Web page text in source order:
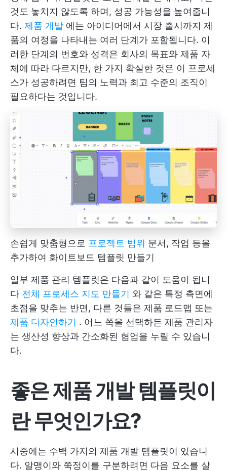
것도 놓치지 않도록 하며, 성공 가능성을 높여줍니
다. 제품 개발 에는 아이디어에서 시장 출시까지 제
품의 여정을 나타내는 여러 단계가 포함됩니다. 이
러한 단계의 번호와 성격은 회사의 목표와 제품 자
체에 따라 다르지만, 한 가지 확실한 것은 이 프로세
스가 성공하려면 팀의 노력과 최고 수준의 조직이
필요하다는 것입니다.
손쉽게 맞춤형으로 프로젝트 범위 문서, 작업 등을
추가하여 화이트보드 템플릿 만들기
일부 제품 관리 템플릿은 다음과 같이 도움이 됩니
다 전체 프로세스 지도 만들기 와 같은 특정 측면에
초점을 맞추는 반면, 다른 것들은 제품 로드맵 또는
제품 디자인하기 . 어느 쪽을 선택하든 제품 관리자
는 생산성 향상과 간소화된 협업을 누릴 수 있습니
다.
좋은 제품 개발 템플릿이
란 무엇인가요?
시중에는 수백 가지의 제품 개발 템플릿이 있습니
다. 알맹이와 쭉정이를 구분하려면 다음 요소를 살